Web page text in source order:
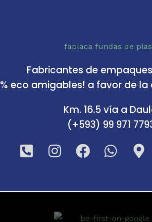
Fabricantes de
eco amigables! a favor de
Km. 16.5 vía a
(+593) 99 971